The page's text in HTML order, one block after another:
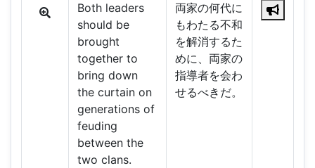
Both leaders
should be
brought
together to
bring down
the curtain on
generations of
feuding
between the
two clans.
両家の何代に
もわたる不和
を解消するた
めに、両家の
指導者を会わ
せるべきだ。